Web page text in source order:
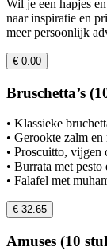
Wil je een hapjes
naar inspiratie en
meer persoonlijk
€ 0.00
Bruschetta’s
• Klassieke
• Gerookte zalm en
• Proscuitto, vijgen
• Burrata met
• Falafel met
€ 32.65
Amuses (10